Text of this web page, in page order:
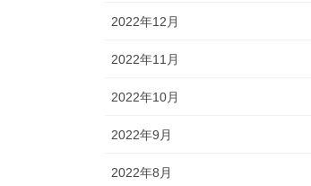
2022年12月
2022年11月
2022年10月
2022年9月
2022年8月